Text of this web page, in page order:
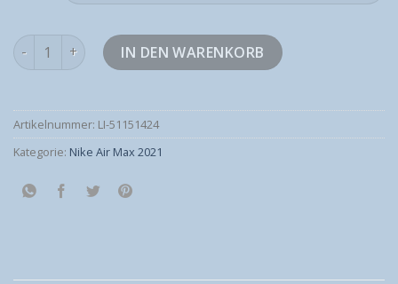
nike air max 2021 MengeIN DEN WARENKORB
Artikelnummer: LI-51151424
Kategorie: Nike Air Max 2021